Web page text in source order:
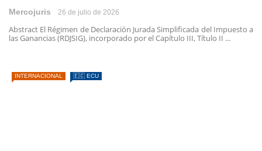
Mercojuris 26 de julio de 2026
Abstract El Régimen de Declaración Jurada Simplificada del Impuesto a
las Ganancias (RDJSIG), incorporado por el Capítulo III, Título II ...
INTERNACIONAL 🇪🇨 ECU